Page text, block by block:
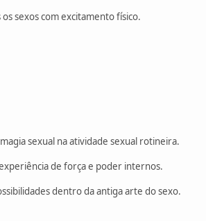
sexos com excitamento físico.
sexual na atividade sexual rotineira.
de força e poder internos.
dentro da antiga arte do sexo.